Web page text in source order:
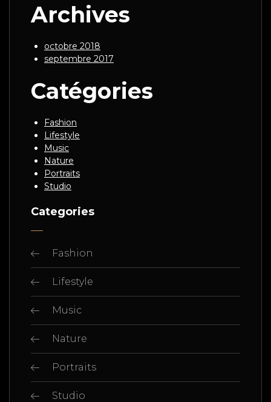
Archives
octobre 2018
septembre 2017
Catégories
Fashion
Lifestyle
Music
Nature
Portraits
Studio
Categories
Fashion
Lifestyle
Music
Nature
Portraits
Studio